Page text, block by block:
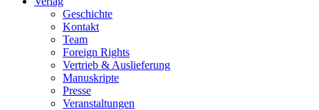
Geschichte
Kontakt
Team
Foreign Rights
Vertrieb & Auslieferung
Manuskripte
Presse
Veranstaltungen